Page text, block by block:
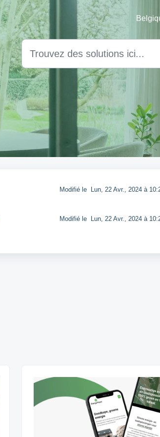
Modifié le Lun, 22 Avr., 2024 à
Modifié le Lun, 22 Avr., 2024 à